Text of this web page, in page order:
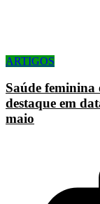
ARTIGOS
Saúde
destaque em
maio